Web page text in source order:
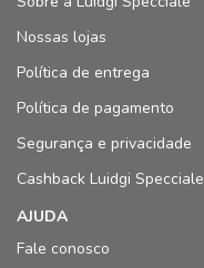
Nossas lojas
Política de entrega
Política de pagamento
Segurança e privacidade
Cashback Luidgi Specciale
AJUDA
Fale conosco